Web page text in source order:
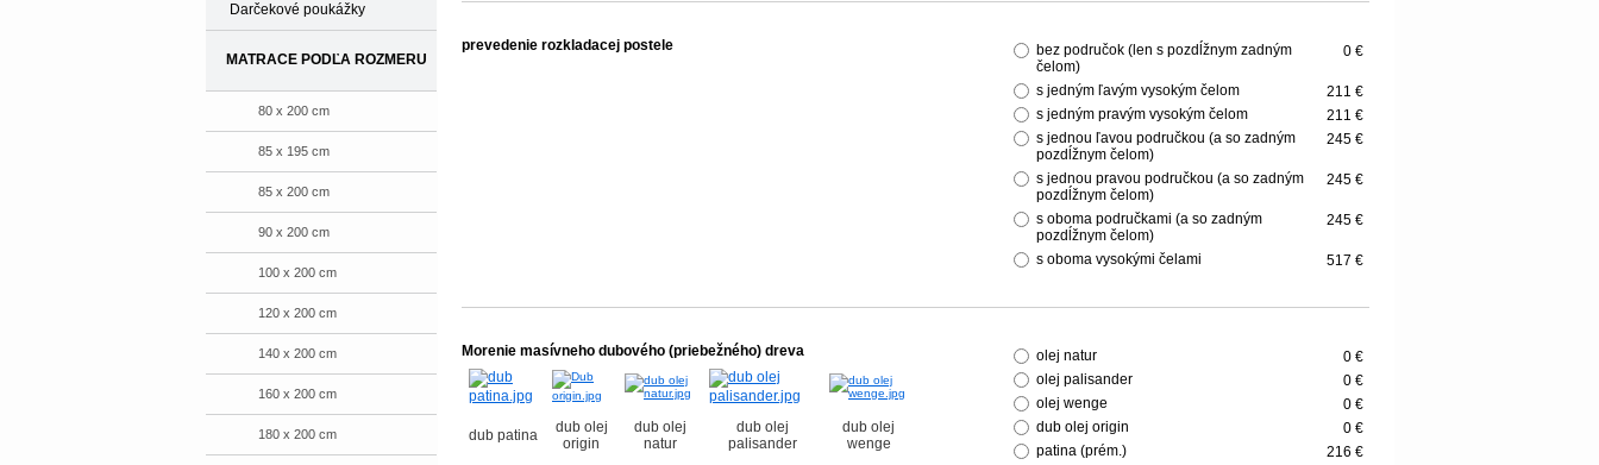
prevedenie rozkladacej postele
bez područok (len s pozdĺžnym zadným
čelom)
0 €
s jedným ľavým vysokým čelom
211 €
s jedným pravým vysokým čelom
211 €
s jednou ľavou područkou (a so zadným
pozdĺžnym čelom)
245 €
s jednou pravou područkou (a so zadným
pozdĺžnym čelom)
245 €
s oboma područkami (a so zadným
pozdĺžnym čelom)
245 €
s oboma vysokými čelami 517 €
Morenie masívneho dubového (priebežného) dreva
dub patina
dub olej
origin
dub olej
natur
dub olej
palisander
dub olej
wenge
olej natur
0 €
olej palisander
0 €
olej wenge
0 €
dub olej origin
0 €
patina (prém.)
216 €
Darčekové poukážky
MATRACE PODĽA ROZMERU
80 x 200 cm
85 x 195 cm
85 x 200 cm
90 x 200 cm
100 x 200 cm
120 x 200 cm
140 x 200 cm
160 x 200 cm
180 x 200 cm